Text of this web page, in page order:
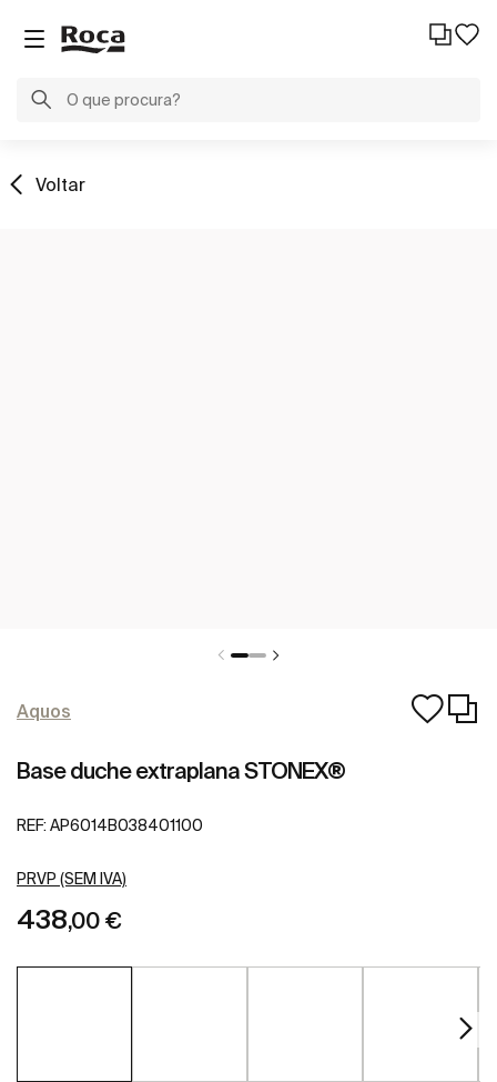
Voltar
Aquos
Base duche extraplana STONEX®
REF: AP6014B038401100
PRVP (SEM IVA)
438,00 €